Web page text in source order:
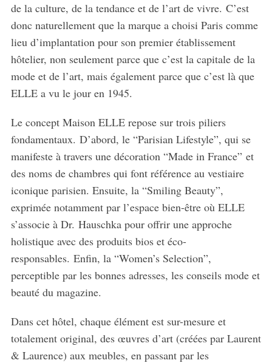
de la culture, de la tendance et de l’art de vivre. C’est
donc naturellement que la marque a choisi Paris comme
lieu d’implantation pour son premier établissement
hôtelier, non seulement parce que c’est la capitale de la
mode et de l’art, mais également parce que c’est là que
ELLE a vu le jour en 1945.
Le concept Maison ELLE repose sur trois piliers
fondamentaux. D’abord, le “Parisian Lifestyle”, qui se
manifeste à travers une décoration “Made in France” et
des noms de chambres qui font référence au vestiaire
iconique parisien. Ensuite, la “Smiling Beauty”,
exprimée notamment par l’espace bien-être où ELLE
s’associe à Dr. Hauschka pour offrir une approche
holistique avec des produits bios et éco-
responsables. Enfin, la “Women’s Selection”,
perceptible par les bonnes adresses, les conseils mode et
beauté du magazine.
Dans cet hôtel, chaque élément est sur-mesure et
totalement original, des œuvres d’art (créées par Laurent
& Laurence) aux meubles, en passant par les